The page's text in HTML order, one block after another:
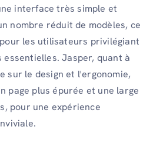
interface très simple et
nombre réduit de modèles, ce
les utilisateurs privilégiant
Jasper, quant à
sur le design et l'ergonomie,
page plus épurée et une large
pour une expérience